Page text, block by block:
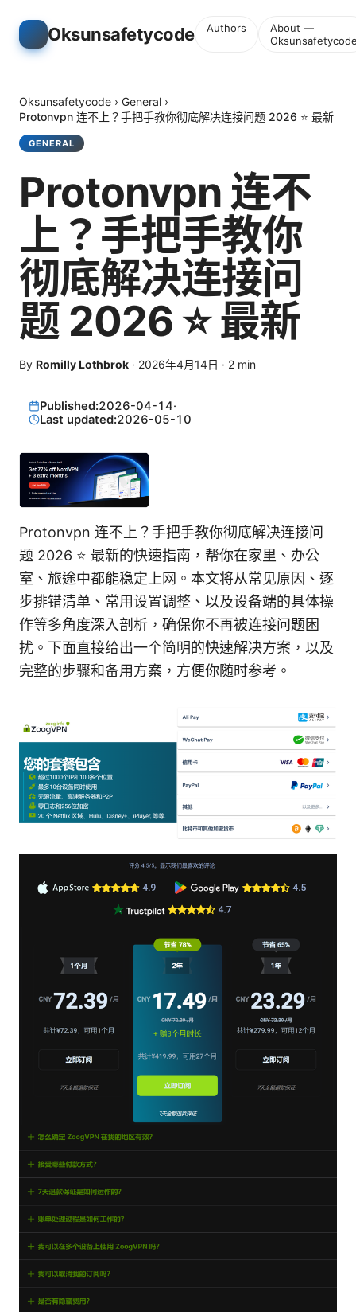
Oksunsafetycode Authors
About —
Oksunsafetycode › General ›
Protonvpn 连不上？手把手教你彻底解决连接问题 2026 ⭐ 最新
GENERAL
Protonvpn 连不
上？手把手教你
彻底解决连接问
题 2026 ⭐ 最新
By Romilly Lothbrok · 2026年4月14日 · 2 min
Published:2026-04-14·
Last updated:2026-05-10
Protonvpn 连不上？手把手教你彻底解决连接问
题 2026 ⭐ 最新的快速指南，帮你在家里、办公
室、旅途中都能稳定上网。本文将从常见原因、逐
步排错清单、常用设置调整、以及设备端的具体操
作等多角度深入剖析，确保你不再被连接问题困
扰。下面直接给出一个简明的快速解决方案，以及
完整的步骤和备用方案，方便你随时参考。